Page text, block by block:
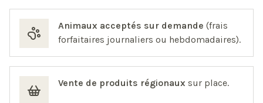
Animaux acceptés sur demande (frais
forfaitaires journaliers ou hebdomadaires).
Vente de produits régionaux sur place.